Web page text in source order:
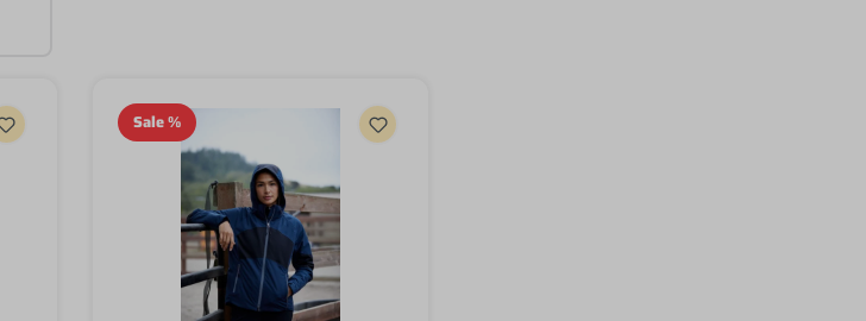
Sale%